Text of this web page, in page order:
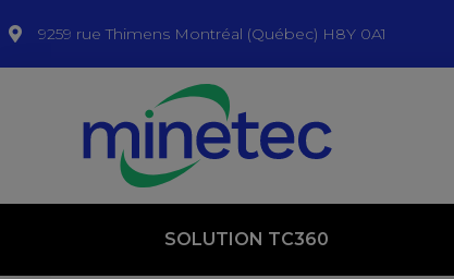
9259 rue Thimens Montréal (Québec) H8Y 0A1
SOLUTION TC360